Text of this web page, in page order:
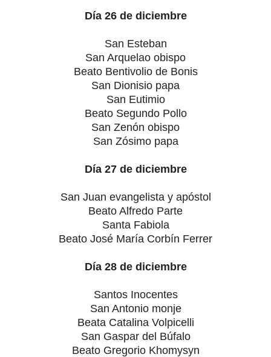
Día 26 de diciembre
San Esteban
San Arquelao obispo
Beato Bentivolio de Bonis
San Dionisio papa
San Eutimio
Beato Segundo Pollo
San Zenón obispo
San Zósimo papa
Día 27 de diciembre
San Juan evangelista y apóstol
Beato Alfredo Parte
Santa Fabiola
Beato José María Corbín Ferrer
Día 28 de diciembre
Santos Inocentes
San Antonio monje
Beata Catalina Volpicelli
San Gaspar del Búfalo
Beato Gregorio Khomysyn